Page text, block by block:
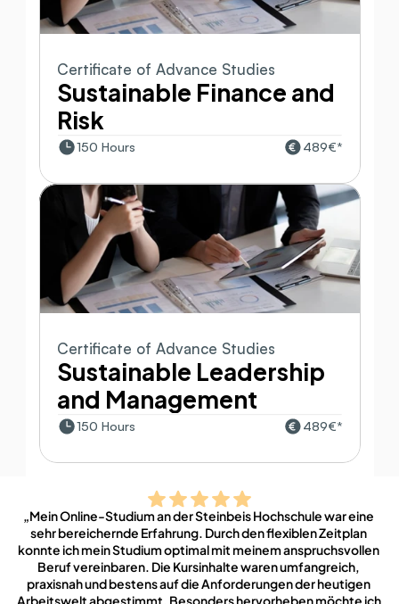
Certificate of Advance Studies
Sustainable Finance and
Risk
150 Hours 489€*
Certificate of Advance Studies
Sustainable Leadership
and Management
150 Hours 489€*
„Mein Online-Studium an der Steinbeis Hochschule war eine
sehr bereichernde Erfahrung. Durch den flexiblen Zeitplan
konnte ich mein Studium optimal mit meinem anspruchsvollen
Beruf vereinbaren. Die Kursinhalte waren umfangreich,
praxisnah und bestens auf die Anforderungen der heutigen
Arbeitswelt abgestimmt. Besonders hervorheben möchte ich